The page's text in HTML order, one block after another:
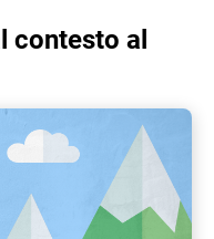
contesto al